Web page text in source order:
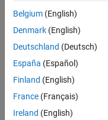
Given
a
in kg,
convert
it into
Use
a
Belgium (English)
Denmark (English)
Deutschland (Deutsch)
España (Español)
Finland (English)
France (Français)
Ireland (English)